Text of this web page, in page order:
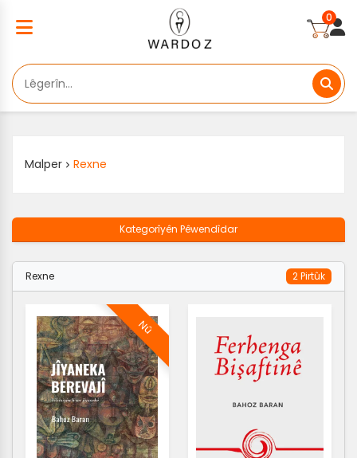
0
Malper Rexne
Kategorîyên Pêwendîdar
Rexne 2 Pirtûk
Nû